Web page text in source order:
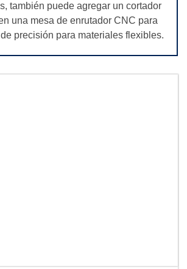
también puede agregar un cortador
una mesa de enrutador CNC para
precisión para materiales flexibles.